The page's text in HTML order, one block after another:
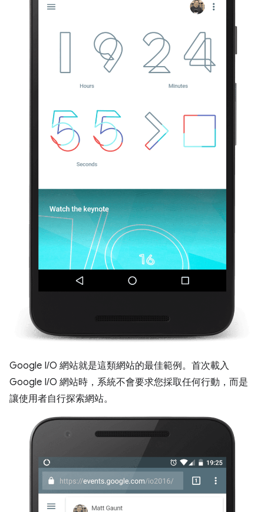
Google I/O 網站就是這類網站的最佳範例。首次載入
Google I/O 網站時，系統不會要求您採取任何行動，而是
讓使用者自行探索網站。